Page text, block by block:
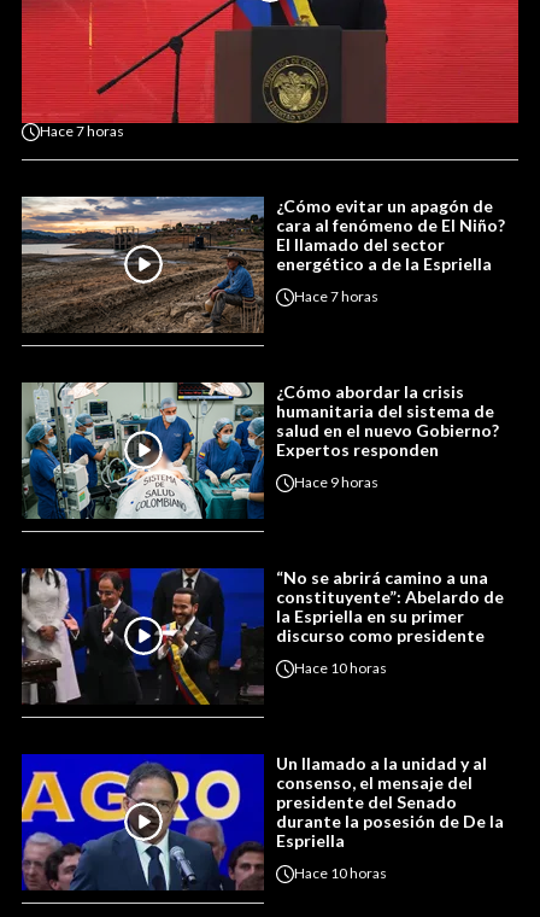
Hace7 horas
¿Cómo evitar un apagón de
cara al fenómeno de El Niño?
El llamado del sector
energético a de la Espriella
Hace7 horas
¿Cómo abordar la crisis
humanitaria del sistema de
salud en el nuevo Gobierno?
Expertos responden
Hace 9 horas
“No se abrirá camino a una
constituyente”: Abelardo de
la Espriella en su primer
discurso como presidente
Hace 10 horas
Un llamado a la unidad y al
consenso, el mensaje del
presidente del Senado
durante la posesión de De la
Espriella
Hace 10 horas